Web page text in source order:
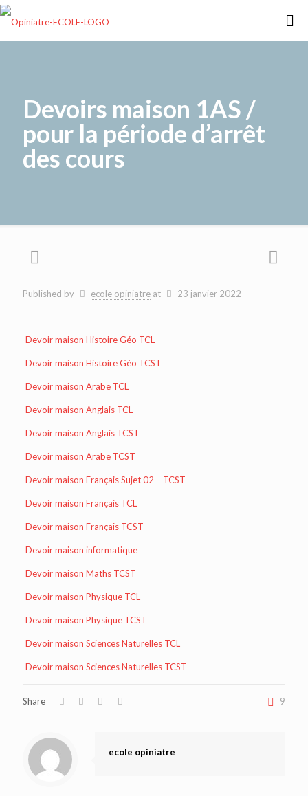
Devoirs maison 1AS /
pour la période d’arrêt
des cours
Published by ecole opiniatre at 23 janvier 2022
Devoir maison Histoire Géo TCL
Devoir maison Histoire Géo TCST
Devoir maison Arabe TCL
Devoir maison Anglais TCL
Devoir maison Anglais TCST
Devoir maison Arabe TCST
Devoir maison Français Sujet 02 – TCST
Devoir maison Français TCL
Devoir maison Français TCST
Devoir maison informatique
Devoir maison Maths TCST
Devoir maison Physique TCL
Devoir maison Physique TCST
Devoir maison Sciences Naturelles TCL
Devoir maison Sciences Naturelles TCST
Share 9
ecole opiniatre